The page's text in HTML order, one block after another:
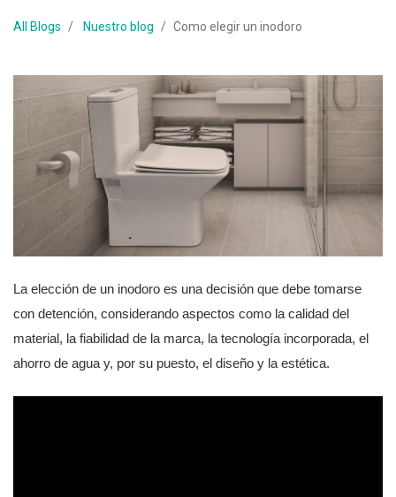
All Blogs Nuestro blog Como elegir un inodoro
La elección de un inodoro es una decisión que debe tomarse
con detención, considerando aspectos como la calidad del
material, la fiabilidad de la marca, la tecnología incorporada, el
ahorro de agua y, por su puesto, el diseño y la estética.